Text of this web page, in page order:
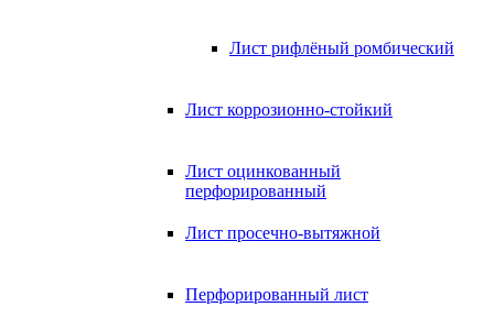
Лист рифлёный ромбический
Лист коррозионно-стойкий
Лист оцинкованный
перфорированный
Лист просечно-вытяжной
Перфорированный лист